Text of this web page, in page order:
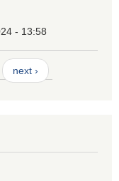
- 13:58
next ›